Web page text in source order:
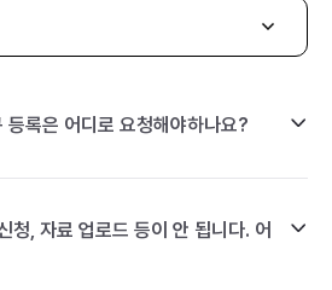
록은 어디로 요청해야하나요?
청, 자료 업로드 등이 안 됩니다. 어